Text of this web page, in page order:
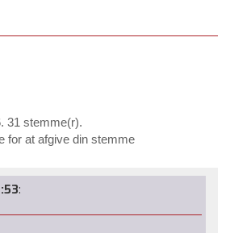
31 stemme(r).
for at afgive din stemme
: